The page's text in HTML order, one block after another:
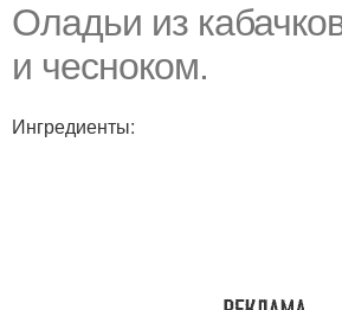
Оладьи из
и чесноком.
Ингредиенты: